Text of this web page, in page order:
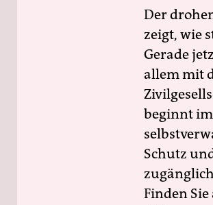
Der
zeigt, wie
Gerade
allem mit
beginnt
Schutz
Finden